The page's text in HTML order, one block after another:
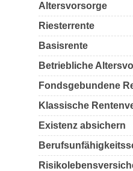
Altersvorsorge
Riesterrente
Basisrente
Betriebliche
Fondsgebundene
Klassische
Existenz absichern